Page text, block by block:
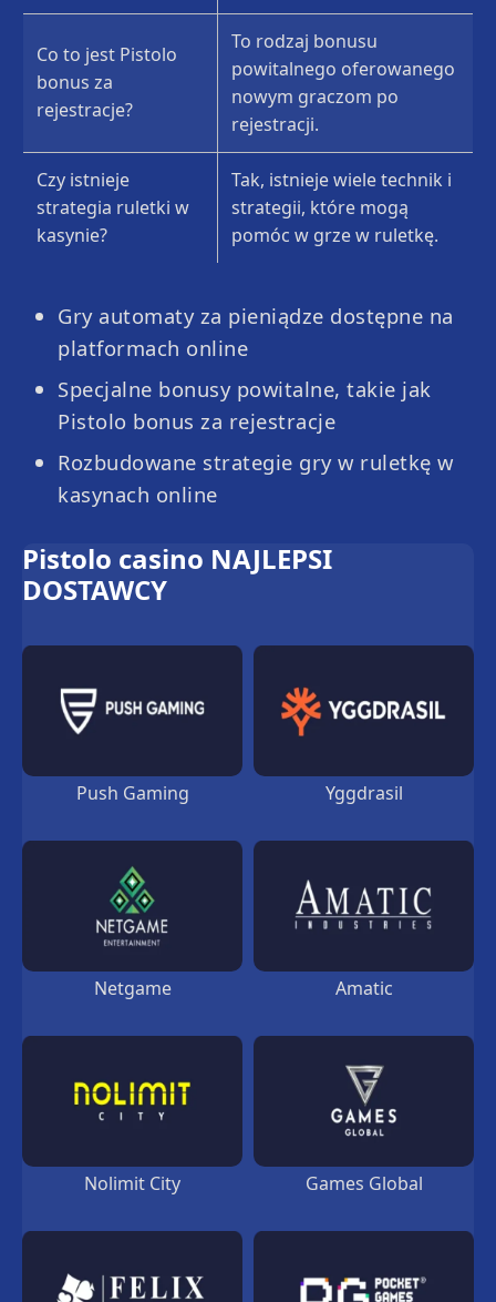
Sweet Bonanza Candyland
Super Andar Bahar
Lucky Jet
Penalty Champion
Co to jest Pistolo
bonus za
rejestracje?
To rodzaj bonusu
powitalnego oferowanego
nowym graczom po
rejestracji.
Czy istnieje
strategia ruletki w
kasynie?
Tak, istnieje wiele technik i
strategii, które mogą
pomóc w grze w ruletkę.
Gry automaty za pieniądze dostępne na
platformach online
Specjalne bonusy powitalne, takie jak
Pistolo bonus za rejestracje
Rozbudowane strategie gry w ruletkę w
kasynach online
Pistolo casino NAJLEPSI
DOSTAWCY
Push Gaming Yggdrasil
Netgame Amatic
Nolimit City Games Global